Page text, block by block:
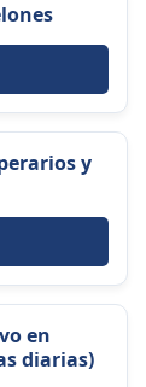
y
en
diarias)